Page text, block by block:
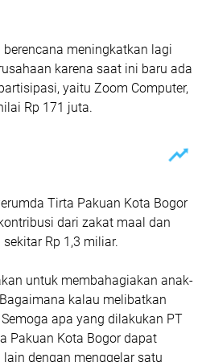
berencana meningkatkan lagi
karena saat ini baru ada
yaitu Zoom Computer,
Rp 171 juta.
Tirta Pakuan Kota Bogor
dari zakat maal dan
Rp 1,3 miliar.
untuk membahagiakan anak-
kalau melibatkan
apa yang dilakukan PT
Pakuan Kota Bogor dapat
dengan menggelar satu